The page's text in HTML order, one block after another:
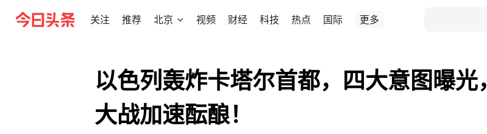
关注 推荐 北京 视频 财经 科技 热点 国际 更多
以色列轰炸卡塔尔首都，四大意图曝光，
大战加速酝酿！